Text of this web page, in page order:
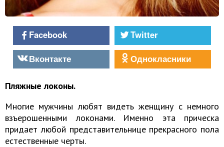
Facebook
Twitter
Вконтакте
Однокласники
Пляжные локоны.
Многие мужчины любят видеть женщину с немного
взъерошенными локонами. Именно эта прическа
придает любой представительнице прекрасного пола
естественные черты.